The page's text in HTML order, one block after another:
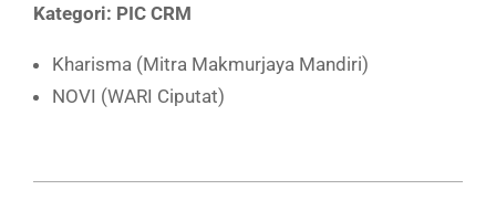
Kategori: PIC CRM
Kharisma (Mitra Makmurjaya Mandiri)
NOVI (WARI Ciputat)